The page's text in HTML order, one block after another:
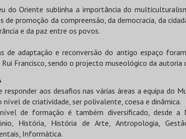
do Oriente sublinha a importância do
de promoção da compreensão, da democracia, da
e da paz entre os povos.
de adaptação e reconversão do antigo espaço
Rui Francisco, sendo o projecto museológico da
responder aos desafios nas várias áreas a equipa do
nível de criatividade, ser polivalente, coesa e dinâmica.
de formação é também diversificado, desde a
História, História de Arte, Antropologia,
Informática.